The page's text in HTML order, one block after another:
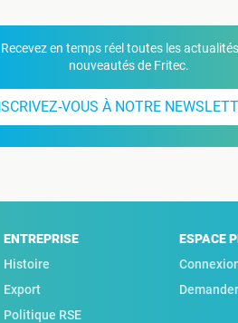
Recevez en temps réel toutes les
nouveautés de Fritec.
VOUS À NOTRE
ENTREPRISE
Histoire
Export
Politique RSE
ESPACE